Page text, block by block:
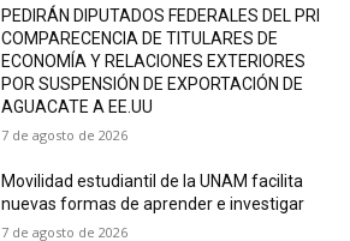
PEDIRÁN DIPUTADOS FEDERALES DEL PRI
COMPARECENCIA DE TITULARES DE
ECONOMÍA Y RELACIONES EXTERIORES
POR SUSPENSIÓN DE EXPORTACIÓN DE
AGUACATE A EE.UU
7 de agosto de 2026
Movilidad estudiantil de la UNAM facilita
nuevas formas de aprender e investigar
7 de agosto de 2026